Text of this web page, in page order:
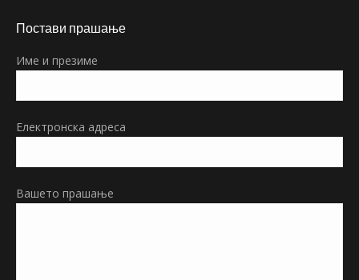
opens
new
Постави прашање
Име и презиме
Електронска адреса
Вашето прашање